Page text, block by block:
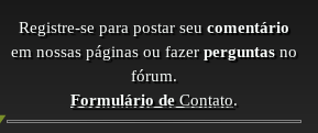
Registre-se para postar seu comentário
em nossas páginas ou fazer perguntas no
fórum.
Formulário deContato.